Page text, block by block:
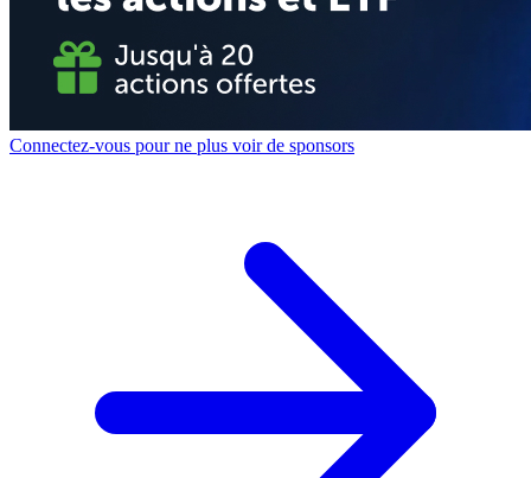
Connectez-vous pour ne plus voir de sponsors